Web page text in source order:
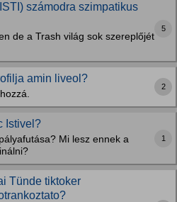
számodra szimpatikus
de a Trash világ sok szereplőjét
5
amin liveol?
2
Istivel?
Mi lesz ennek a
1
Tünde tiktoker